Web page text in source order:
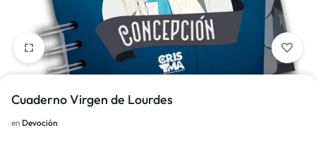
Cuaderno Virgen de Lourdes
en Devoción